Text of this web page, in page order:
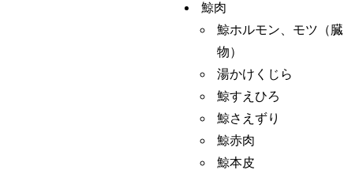
鯨肉
鯨ホルモン、モツ（臓
物）
湯かけくじら
鯨すえひろ
鯨さえずり
鯨赤肉
鯨本皮